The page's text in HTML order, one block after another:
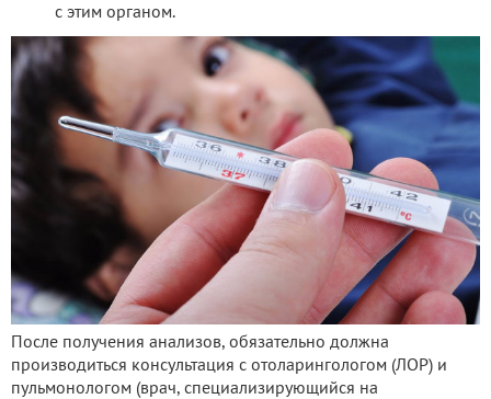
с этим органом.
После получения анализов, обязательно должна
производиться консультация с отоларингологом (ЛОР) и
пульмонологом (врач, специализирующийся на